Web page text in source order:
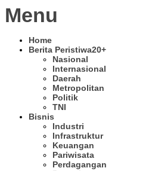
Menu
Home
Berita Peristiwa20+
Nasional
Internasional
Daerah
Metropolitan
Politik
TNI
Bisnis
Industri
Infrastruktur
Keuangan
Pariwisata
Perdagangan